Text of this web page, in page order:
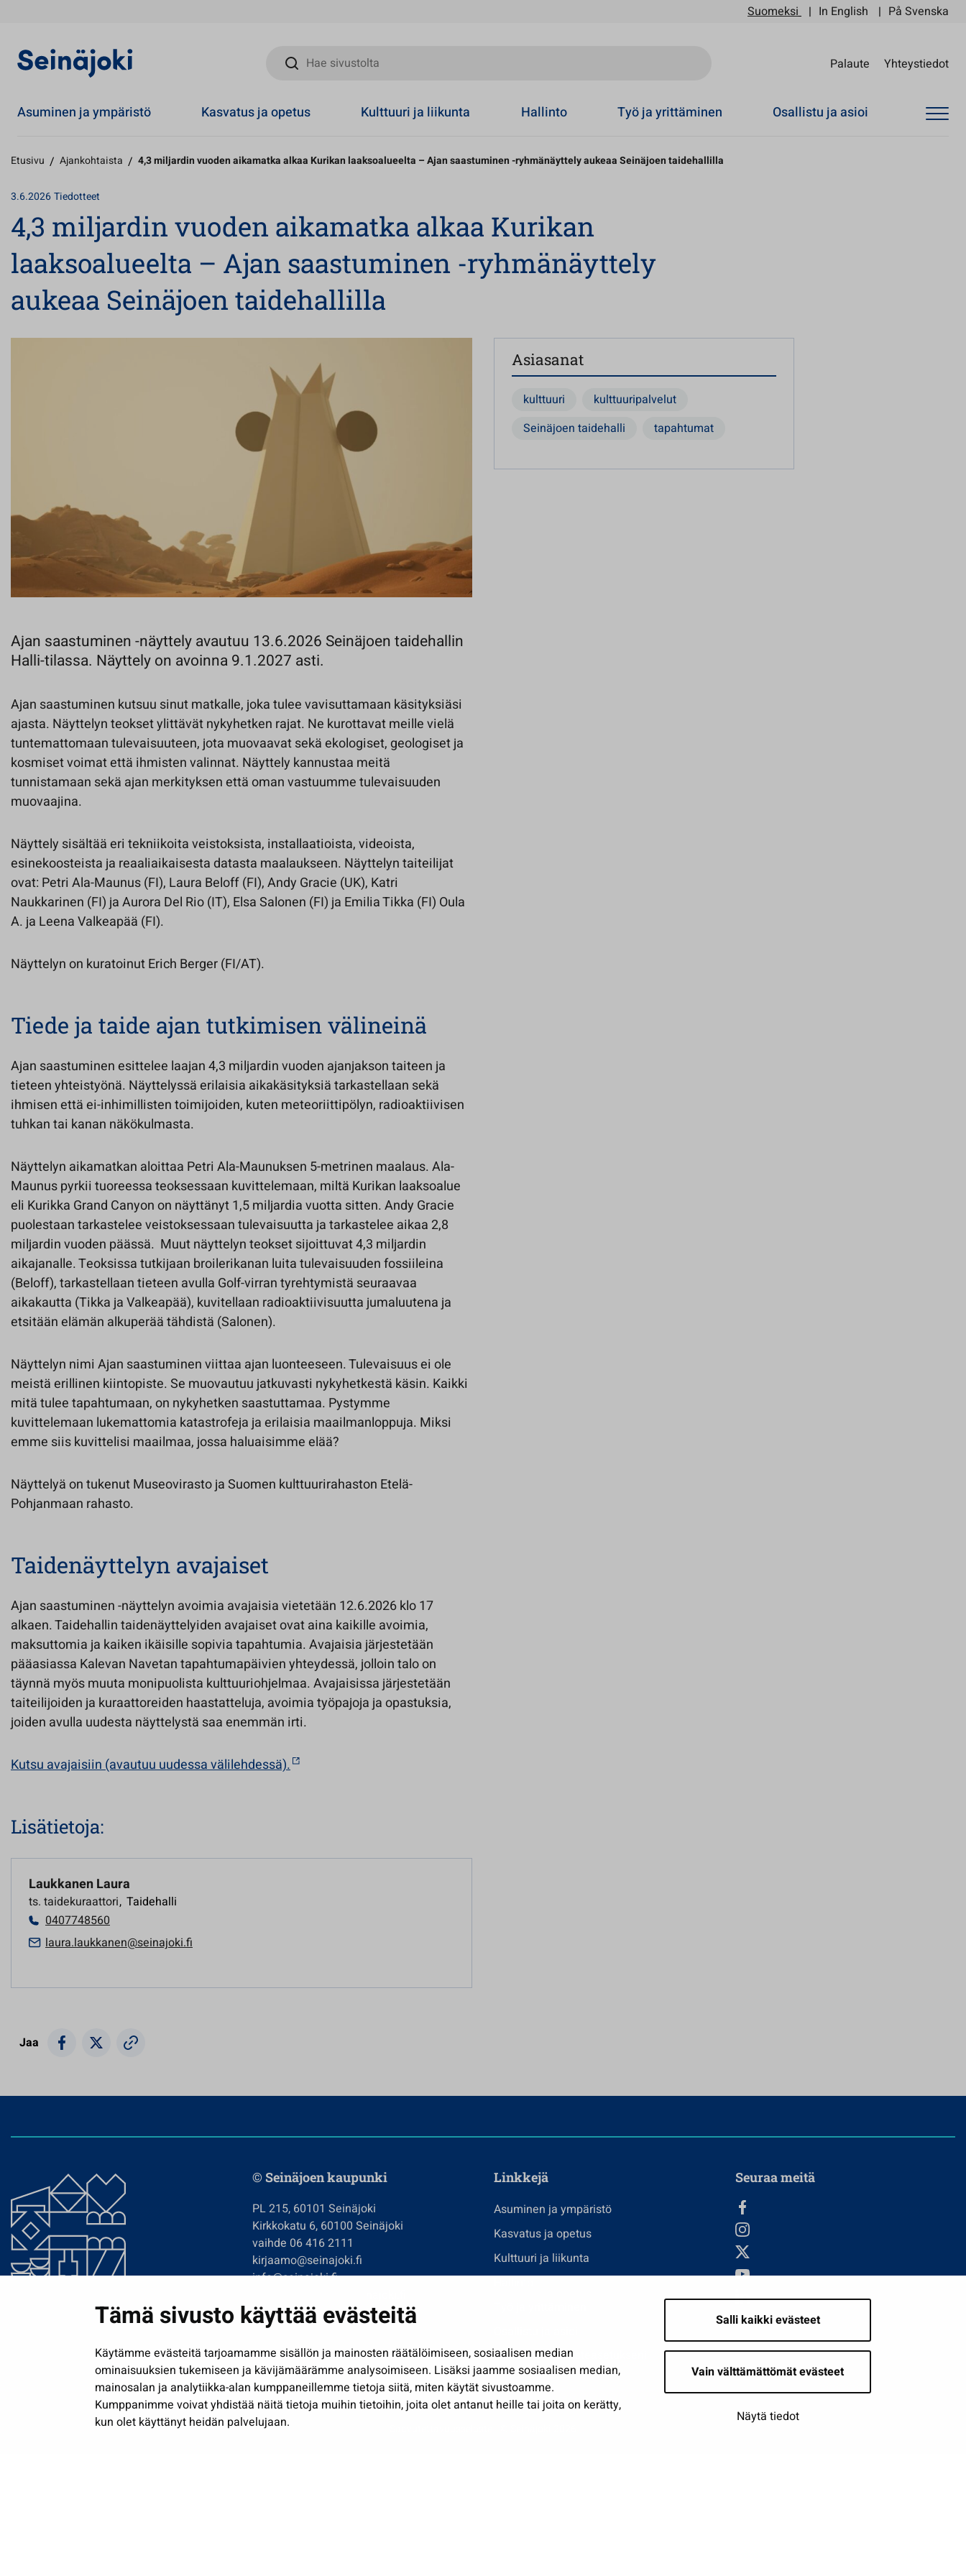
Tämä sivusto käyttää evästeitä
Käytämme evästeitä tarjoamamme sisällön ja mainosten räätälöimiseen, sosiaalisen median
ominaisuuksien tukemiseen ja kävijämäärämme analysoimiseen. Lisäksi jaamme sosiaalisen median,
mainosalan ja analytiikka-alan kumppaneillemme tietoja siitä, miten käytät sivustoamme.
Kumppanimme voivat yhdistää näitä tietoja muihin tietoihin, joita olet antanut heille tai joita on kerätty,
kun olet käyttänyt heidän palvelujaan.
Salli kaikki evästeet
Vain välttämättömät evästeet
Näytä tiedot
Suomeksi In English På Svenska
Hae sivustolta
Palaute Yhteystiedot
Asuminen ja ympäristö Kasvatus ja opetus Kulttuuri ja liikunta Hallinto Työ ja yrittäminen Osallistu ja asioi
Etusivu / Ajankohtaista / 4,3 miljardin vuoden aikamatka alkaa Kurikan laaksoalueelta – Ajan saastuminen -ryhmänäyttely aukeaa Seinäjoen taidehallilla
3.6.2026Tiedotteet
4,3 miljardin vuoden aikamatka alkaa Kurikan
laaksoalueelta – Ajan saastuminen -ryhmänäyttely
aukeaa Seinäjoen taidehallilla
Ajan saastuminen -näyttely avautuu 13.6.2026 Seinäjoen taidehallin
Halli-tilassa. Näyttely on avoinna 9.1.2027 asti.
Ajan saastuminen kutsuu sinut matkalle, joka tulee vavisuttamaan käsityksiäsi
ajasta. Näyttelyn teokset ylittävät nykyhetken rajat. Ne kurottavat meille vielä
tuntemattomaan tulevaisuuteen, jota muovaavat sekä ekologiset, geologiset ja
kosmiset voimat että ihmisten valinnat. Näyttely kannustaa meitä
tunnistamaan sekä ajan merkityksen että oman vastuumme tulevaisuuden
muovaajina.
Näyttely sisältää eri tekniikoita veistoksista, installaatioista, videoista,
esinekoosteista ja reaaliaikaisesta datasta maalaukseen. Näyttelyn taiteilijat
ovat: Petri Ala-Maunus (FI), Laura Beloff (FI), Andy Gracie (UK), Katri
Naukkarinen (FI) ja Aurora Del Rio (IT), Elsa Salonen (FI) ja Emilia Tikka (FI) Oula
A. ja Leena Valkeapää (FI).
Näyttelyn on kuratoinut Erich Berger (FI/AT).
Tiede ja taide ajan tutkimisen välineinä
Ajan saastuminen esittelee laajan 4,3 miljardin vuoden ajanjakson taiteen ja
tieteen yhteistyönä. Näyttelyssä erilaisia aikakäsityksiä tarkastellaan sekä
ihmisen että ei-inhimillisten toimijoiden, kuten meteoriittipölyn, radioaktiivisen
tuhkan tai kanan näkökulmasta.
Näyttelyn aikamatkan aloittaa Petri Ala-Maunuksen 5-metrinen maalaus. Ala-
Maunus pyrkii tuoreessa teoksessaan kuvittelemaan, miltä Kurikan laaksoalue
eli Kurikka Grand Canyon on näyttänyt 1,5 miljardia vuotta sitten. Andy Gracie
puolestaan tarkastelee veistoksessaan tulevaisuutta ja tarkastelee aikaa 2,8
miljardin vuoden päässä. Muut näyttelyn teokset sijoittuvat 4,3 miljardin
aikajanalle. Teoksissa tutkijaan broilerikanan luita tulevaisuuden fossiileina
(Beloff), tarkastellaan tieteen avulla Golf-virran tyrehtymistä seuraavaa
aikakautta (Tikka ja Valkeapää), kuvitellaan radioaktiivisuutta jumaluutena ja
etsitään elämän alkuperää tähdistä (Salonen).
Näyttelyn nimi Ajan saastuminen viittaa ajan luonteeseen. Tulevaisuus ei ole
meistä erillinen kiintopiste. Se muovautuu jatkuvasti nykyhetkestä käsin. Kaikki
mitä tulee tapahtumaan, on nykyhetken saastuttamaa. Pystymme
kuvittelemaan lukemattomia katastrofeja ja erilaisia maailmanloppuja. Miksi
emme siis kuvittelisi maailmaa, jossa haluaisimme elää?
Näyttelyä on tukenut Museovirasto ja Suomen kulttuurirahaston Etelä-
Pohjanmaan rahasto.
Taidenäyttelyn avajaiset
Ajan saastuminen -näyttelyn avoimia avajaisia vietetään 12.6.2026 klo 17
alkaen. Taidehallin taidenäyttelyiden avajaiset ovat aina kaikille avoimia,
maksuttomia ja kaiken ikäisille sopivia tapahtumia. Avajaisia järjestetään
pääasiassa Kalevan Navetan tapahtumapäivien yhteydessä, jolloin talo on
täynnä myös muuta monipuolista kulttuuriohjelmaa. Avajaisissa järjestetään
taiteilijoiden ja kuraattoreiden haastatteluja, avoimia työpajoja ja opastuksia,
joiden avulla uudesta näyttelystä saa enemmän irti.
Kutsu avajaisiin (avautuu uudessa välilehdessä).
Lisätietoja:
Laukkanen Laura
ts. taidekuraattori, Taidehalli
0407748560
laura.laukkanen@seinajoki.fi
Jaa
Asiasanat
kulttuuri
kulttuuripalvelut
Seinäjoen taidehalli
tapahtumat
© Seinäjoen kaupunki
PL 215, 60101 Seinäjoki
Kirkkokatu 6, 60100 Seinäjoki
vaihde 06 416 2111
kirjaamo@seinajoki.fi
info@seinajoki.fi
Tilaa uutiskirje
Linkkejä
Asuminen ja ympäristö
Kasvatus ja opetus
Kulttuuri ja liikunta
Näytä omat evästeasetukseni
Seuraa meitä